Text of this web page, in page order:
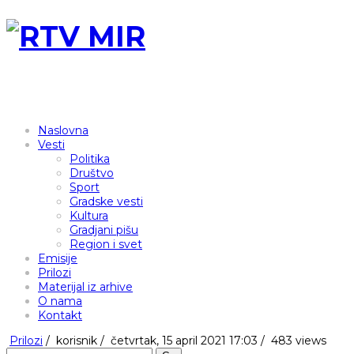
Naslovna
Vesti
Politika
Društvo
Sport
Gradske vesti
Kultura
Gradjani pišu
Region i svet
Emisije
Prilozi
Materijal iz arhive
O nama
Kontakt
Prilozi / korisnik / četvrtak, 15 april 2021 17:03 / 483 views